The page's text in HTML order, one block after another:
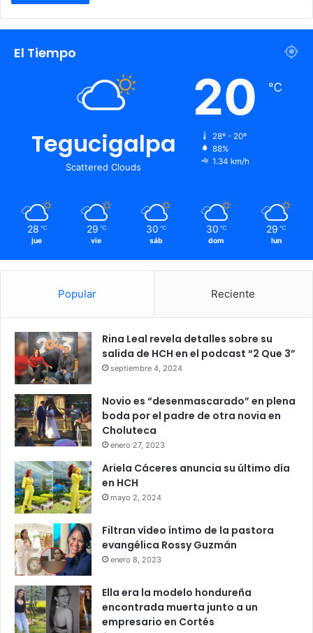
El Tiempo
Tegucigalpa
Scattered Clouds
20 ℃
28º - 20º
88%
1.34 km/h
28 ℃
jue
29 ℃
vie
30 ℃
sáb
30 ℃
dom
29 ℃
lun
Popular Reciente
Rina Leal revela detalles sobre su
salida de HCH en el podcast “2 Que 3”
septiembre 4, 2024
Novio es “desenmascarado” en plena
boda por el padre de otra novia en
Choluteca
enero 27, 2023
Ariela Cáceres anuncia su último día
en HCH
mayo 2, 2024
Filtran vídeo íntimo de la pastora
evangélica Rossy Guzmán
enero 8, 2023
Ella era la modelo hondureña
encontrada muerta junto a un
empresario en Cortés